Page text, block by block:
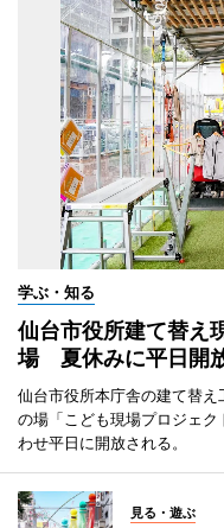
学ぶ・知る
仙台市役所建て替え
場 夏休みに平日開
仙台市役所本庁舎の建て替
の場「こども現場プロジェ
わせ平日に開放される。
見る・遊ぶ